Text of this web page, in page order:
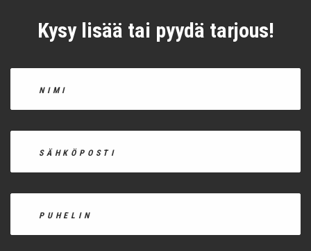
Kysy lisää tai pyydä tarjous!